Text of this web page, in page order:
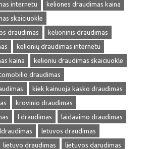
internetu
keliones draudimas kaina
skaiciuokle
draudimas
kelioninis draudimas
kelionių draudimas internetu
kaina
kelioniu draudimas skaiciuokle
draudimas
kiek kainuoja kasko draudimas
krovinio draudimas
l draudimas
laidavimo draudimas
ldraudimas
letuvos draudimas
lietuvo draudimas
lietuvos darudimas